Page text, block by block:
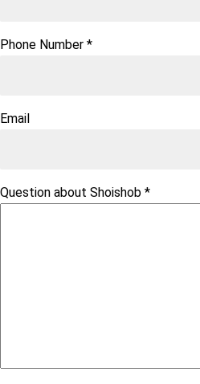
Phone Number *
Email
Question about Shoishob *